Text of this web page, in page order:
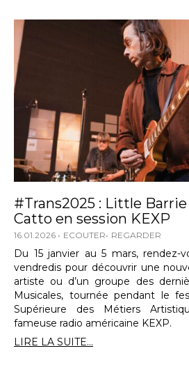
#Trans2025 : Little
Catto en session KEXP
16.01.2026 ECOUTER REGARDER
Du 15 janvier au 5 mars, rendez-
vendredis pour découvrir une
artiste ou d’un groupe des
Musicales, tournée pendant le
Supérieure des Métiers
fameuse radio américaine KEXP.
LIRE LA SUITE...